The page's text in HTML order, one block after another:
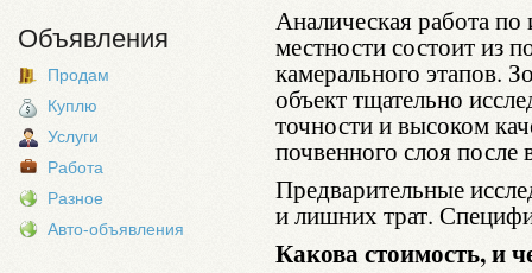
Объявления
Продам
Куплю
Услуги
Работа
Разное
Авто-объявления
Аналическая работа
местности состоит из
камерального этапов.
объект тщательно
точности и высоком
почвенного слоя после
Предварительные
и лишних трат.
Какова стоимость, и